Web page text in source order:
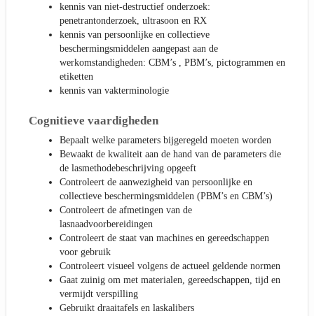
kennis van niet-destructief onderzoek:
penetrantonderzoek, ultrasoon en RX
kennis van persoonlijke en collectieve
beschermingsmiddelen aangepast aan de
werkomstandigheden: CBM’s , PBM’s, pictogrammen en
etiketten
kennis van vakterminologie
Cognitieve vaardigheden
Bepaalt welke parameters bijgeregeld moeten worden
Bewaakt de kwaliteit aan de hand van de parameters die
de lasmethodebeschrijving opgeeft
Controleert de aanwezigheid van persoonlijke en
collectieve beschermingsmiddelen (PBM’s en CBM’s)
Controleert de afmetingen van de
lasnaadvoorbereidingen
Controleert de staat van machines en gereedschappen
voor gebruik
Controleert visueel volgens de actueel geldende normen
Gaat zuinig om met materialen, gereedschappen, tijd en
vermijdt verspilling
Gebruikt draaitafels en laskalibers